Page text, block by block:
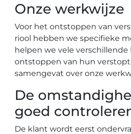
Onze werkwijze
Voor het ontstoppen van
riool hebben we specifieke
helpen we vele
ontstoppen van hun
samengevat over onze
De
goed
De klant wordt eerst